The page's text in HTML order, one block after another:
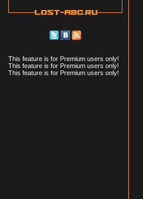
This feature is for Premium users only!
This feature is for Premium users only!
This feature is for Premium users only!